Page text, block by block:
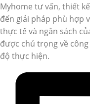
Myhome tư vấn, thiết
đến giải pháp phù hợp
thực tế và ngân sách
được chú trọng về
độ thực hiện.